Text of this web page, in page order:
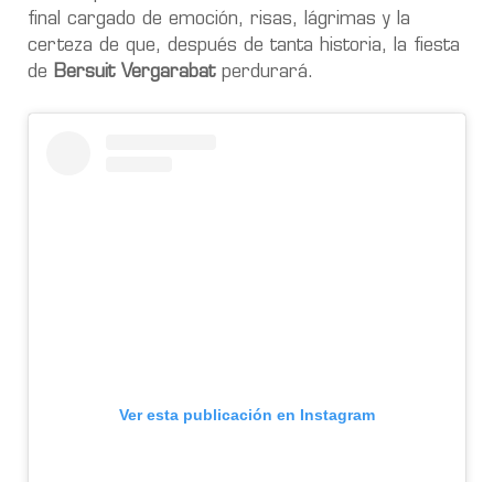
final cargado de emoción, risas, lágrimas y la
certeza de que, después de tanta historia, la fiesta
de Bersuit Vergarabatperdurará.
Ver esta publicación en Instagram